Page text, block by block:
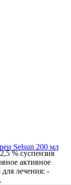
Selsun 200 мл
% суспензия
активное
лечения: -